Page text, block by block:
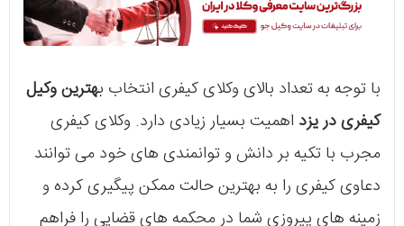
با توجه به تعداد بالای وکلای کیفری انتخاب بهترین وکیل
کیفری در یزد اهمیت بسیار زیادی دارد. وکلای کیفری
مجرب با تکیه بر دانش و توانمندی های خود می توانند
دعاوی کیفری را به بهترین حالت ممکن پیگیری کرده و
زمینه های پیروزی شما در محکمه های قضایی را فراهم